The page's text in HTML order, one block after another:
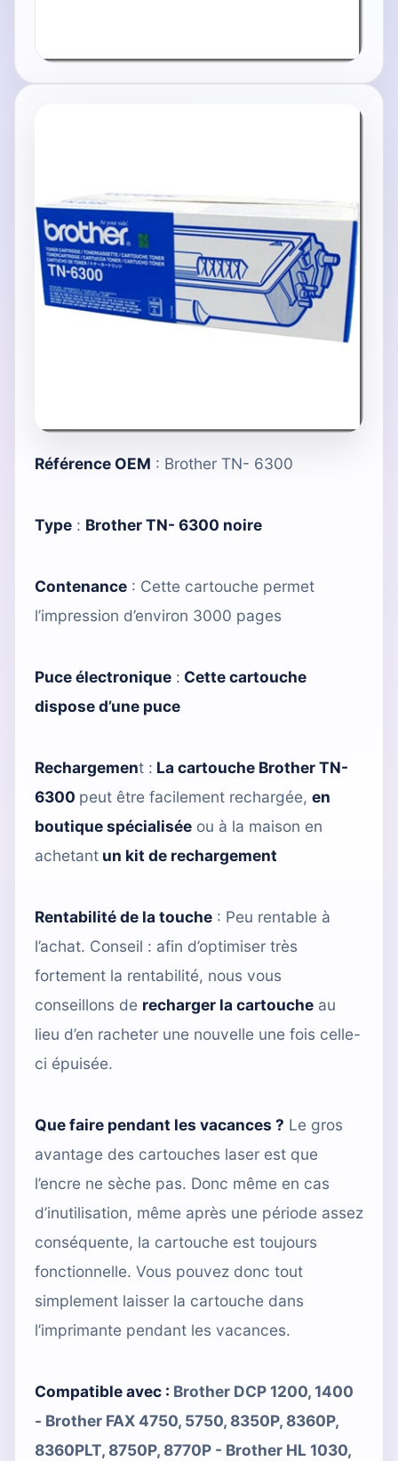
Référence OEM : Brother TN- 6300
Type : Brother TN- 6300 noire
Contenance : Cette cartouche permet
l’impression d’environ 3000 pages
Puce électronique : Cette cartouche
dispose d’une puce
Rechargement : La cartouche Brother TN-
6300 peut être facilement rechargée, en
boutique spécialisée ou à la maison en
achetant un kit de rechargement
Rentabilité de la touche : Peu rentable à
l’achat. Conseil : afin d’optimiser très
fortement la rentabilité, nous vous
conseillons de recharger la cartouche au
lieu d’en racheter une nouvelle une fois celle-
ci épuisée.
Que faire pendant les vacances ? Le gros
avantage des cartouches laser est que
l’encre ne sèche pas. Donc même en cas
d’inutilisation, même après une période assez
conséquente, la cartouche est toujours
fonctionnelle. Vous pouvez donc tout
simplement laisser la cartouche dans
l’imprimante pendant les vacances.
Compatible avec : Brother DCP 1200, 1400
- Brother FAX 4750, 5750, 8350P, 8360P,
8360PLT, 8750P, 8770P - Brother HL 1030,